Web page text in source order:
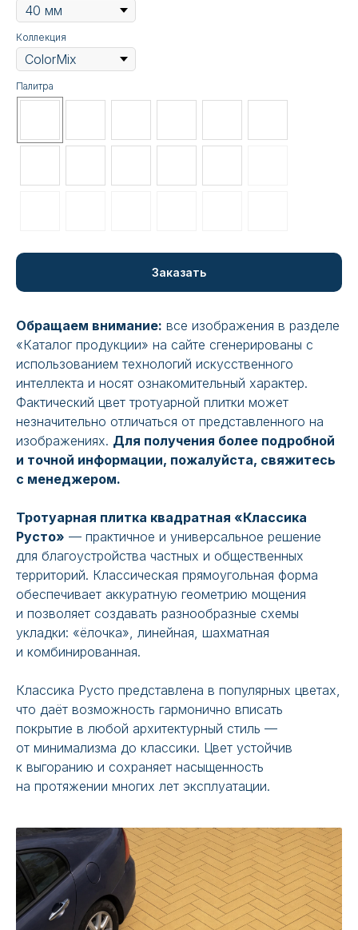
Коллекция
Палитра
Заказать
Обращаем внимание: все изображения в разделе
«Каталог продукции» на сайте сгенерированы с
использованием технологий искусственного
интеллекта и носят ознакомительный характер.
Фактический цвет тротуарной плитки может
незначительно отличаться от представленного на
изображениях. Для получения более подробной
и точной информации, пожалуйста, свяжитесь
с менеджером.
Тротуарная плитка квадратная «Классика
Русто» — практичное и универсальное решение
для благоустройства частных и общественных
территорий. Классическая прямоугольная форма
обеспечивает аккуратную геометрию мощения
и позволяет создавать разнообразные схемы
укладки: «ёлочка», линейная, шахматная
и комбинированная.
Классика Русто представлена в популярных цветах,
что даёт возможность гармонично вписать
покрытие в любой архитектурный стиль —
от минимализма до классики. Цвет устойчив
к выгоранию и сохраняет насыщенность
на протяжении многих лет эксплуатации.